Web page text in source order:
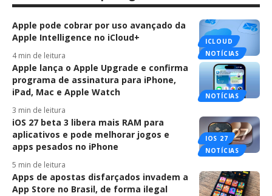
ICLOUD
NOTÍCIAS
Apple pode cobrar por uso avançado da
Apple Intelligence no iCloud+
4 min de leitura
NOTÍCIAS
Apple lança o Apple Upgrade e confirma
programa de assinatura para iPhone,
iPad, Mac e Apple Watch
3 min de leitura
IOS 27
NOTÍCIAS
iOS 27 beta 3 libera mais RAM para
aplicativos e pode melhorar jogos e
apps pesados no iPhone
5 min de leitura
Apps de apostas disfarçados invadem a
App Store no Brasil, de forma ilegal